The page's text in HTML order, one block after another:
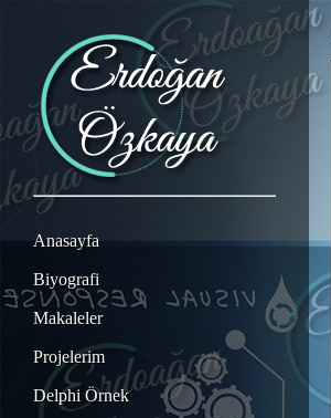
Anasayfa
Biyografi
Makaleler
Projelerim
Delphi Örnek